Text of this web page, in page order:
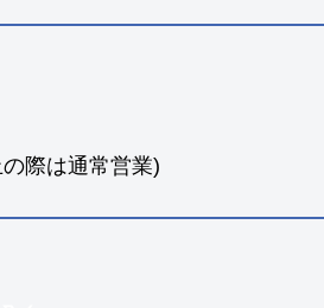
際は通常営業)